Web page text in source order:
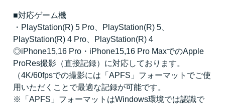
■対応ゲーム機
・PlayStation(R) 5 Pro、PlayStation(R) 5、
PlayStation(R) 4 Pro、PlayStation(R) 4
◎iPhone15,16 Pro・iPhone15,16 Pro MaxでのApple
ProRes撮影（直接記録）に対応しております。
（4K/60fpsでの撮影には「APFS」フォーマットでご使
用いただくことで最適な記録が可能です。
※「APFS」フォーマットはWindows環境では認識で